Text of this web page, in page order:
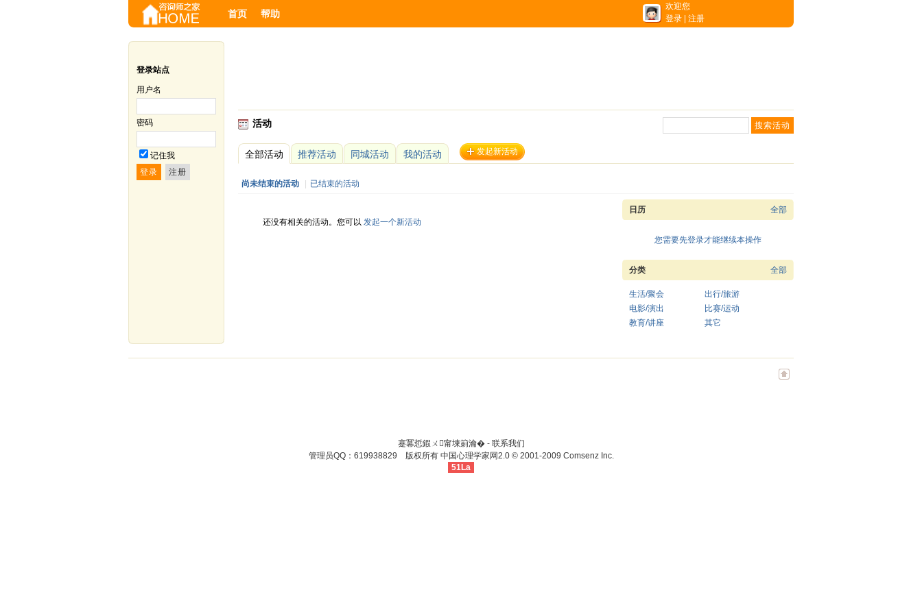
首页 帮助
欢迎您
登录
注册
登录站点
用户名
密码
记住我
活动
全部活动 推荐活动 同城活动 我的活动 发起新活动
尚未结束的活动 已结束的活动
还没有相关的活动。您可以 发起一个新活动
全部
日历
您需要先登录才能继续本操作
全部
分类
生活/聚会
出行/旅游
电影/演出
比赛/运动
教育/讲座
其它
蹇冪悊鍜ㄨ甯堜箣瀹� - 联系我们
管理员QQ：619938829 版权所有 中国心理学家网2.0© 2001-2009 Comsenz Inc.
51La